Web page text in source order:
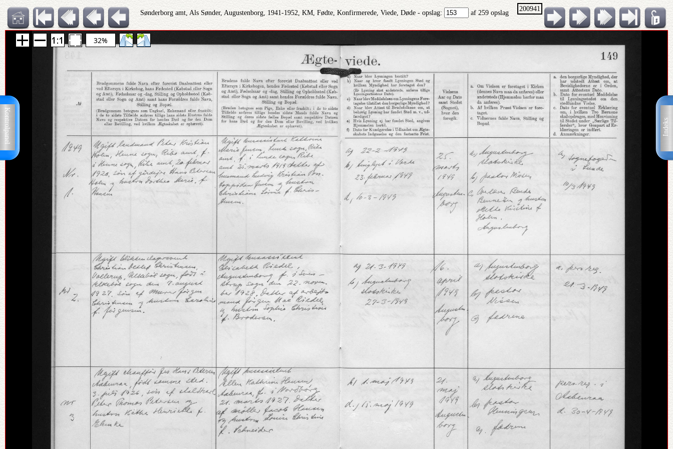
Indeks
Kontrolpanel
200941
Sønderborg amt, Als Sønder, Augustenborg, 1941-1952, KM, Fødte, Konfirmerede, Viede, Døde - opslag: af 259 opslag
32%